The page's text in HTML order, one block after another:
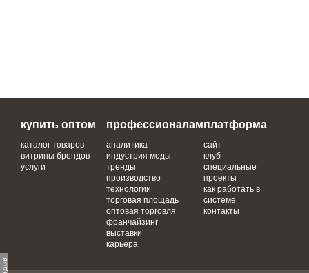
купить оптом
каталог товаров
витрины брендов
услуги
профессионалам
аналитика
индустрия моды
тренды
производство
технологии
торговая площадь
оптовая торговля
франчайзинг
выставки
карьера
платформа
сайт
клуб
специальные
проекты
как работать в
системе
контакты